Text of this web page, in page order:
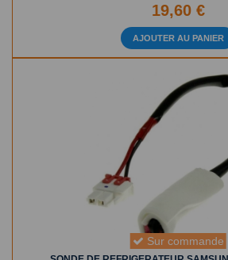
19,60 €
AJOUTER AU PANIER
Sur commande